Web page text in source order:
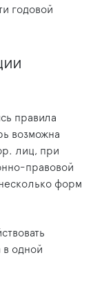
годовой
правила
возможна
лиц, при
правовой
форм
в одной